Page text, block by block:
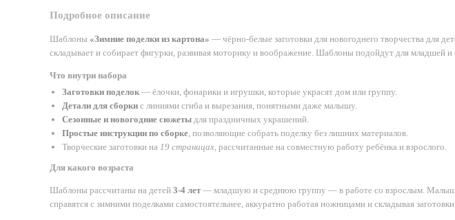
Подробное описание
Шаблоны «Зимние поделки из картона» — чёрно-белые заготовки для новогоднего творчества для
складывает и собирает фигурки, развивая моторику и воображение. Шаблоны подойдут для младшей
Что внутри набора
Заготовки поделок — ёлочки, фонарики и игрушки, которые украсят дом или группу.
Детали для сборки с линиями сгиба и вырезания, понятными даже малышу.
Сезонные и новогодние сюжеты для праздничных украшений.
Простые инструкции по сборке , позволяющие собрать поделку без лишних материалов.
Творческие заготовки на 19 страницах , рассчитанные на совместную работу ребёнка и взрослого.
Для какого возраста
Шаблоны рассчитаны на детей 3-4 лет— младшую и среднюю группу — в работе со взрослым.
справятся с зимними поделками самостоятельнее, аккуратно работая ножницами и складывая